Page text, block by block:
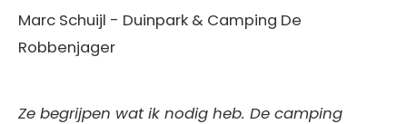
Marc Schuijl - Duinpark & Camping De
Robbenjager
Ze begrijpen wat ik nodig heb. De camping